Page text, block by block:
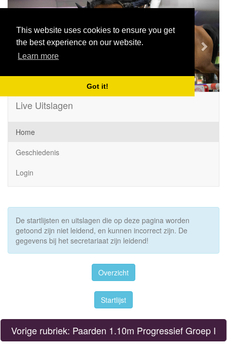
This website uses cookies to ensure you get
the best experience on our website.
Learn more
Got it!
Previous Next
Live Uitslagen
Home
Geschiedenis
Login
De startlijsten en uitslagen die op deze pagina worden
getoond zijn niet leidend, en kunnen incorrect zijn. De
gegevens bij het secretariaat zijn leidend!
Overzicht
Startlijst
Vorige rubriek: Paarden 1.10m Progressief Groep I